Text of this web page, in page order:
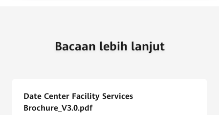
Bacaan lebih lanjut
Date Center Facility Services
Brochure_V3.0.pdf